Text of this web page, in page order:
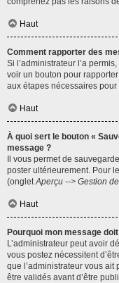
Haut
Comment rapporter des
Si l’administrateur l’a
voir un bouton pour
aux étapes nécessaires pour
Haut
À quoi sert le bouton «
message ?
Il vous permet de
poster ultérieurement. Pour
(ongletAperçu --> Gestion
Haut
Pourquoi mon message
L’administrateur peut avoir
vous postez nécessitent
que l’administrateur vous
être validés avant d’être